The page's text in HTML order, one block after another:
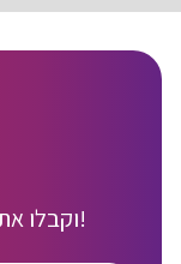
וקבלו את כל הדילים החמים ישר למייל!